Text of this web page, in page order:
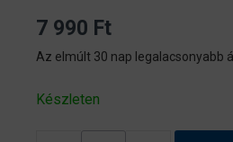
7 990 Ft
Az elmúlt 30 nap legalacsonyabb
Készleten